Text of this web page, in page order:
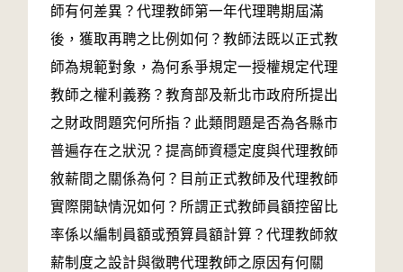
師有何差異？代理教師第一年代理聘期屆滿
後，獲取再聘之比例如何？教師法既以正式教
師為規範對象，為何系爭規定一授權規定代理
教師之權利義務？教育部及新北市政府所提出
之財政問題究何所指？此類問題是否為各縣市
普遍存在之狀況？提高師資穩定度與代理教師
敘薪間之關係為何？目前正式教師及代理教師
實際開缺情況如何？所謂正式教師員額控留比
率係以編制員額或預算員額計算？代理教師敘
薪制度之設計與徵聘代理教師之原因有何關